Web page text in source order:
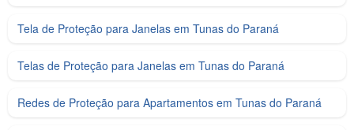
Tela de Proteção para Janelas em Tunas do Paraná
Telas de Proteção para Janelas em Tunas do Paraná
Redes de Proteção para Apartamentos em Tunas do Paraná